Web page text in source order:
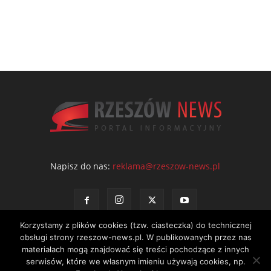
Napisz do nas: reklama@rzeszow-news.pl
Kontakt Polityka prywatności Regulamin portalu
Korzystamy z plików cookies (tzw. ciasteczka) do technicznej
obsługi strony rzeszow-news.pl. W publikowanych przez nas
materiałach mogą znajdować się treści pochodzące z innych
serwisów, które we własnym imieniu używają cookies, np.